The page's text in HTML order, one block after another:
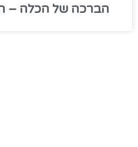
הברכה של הכלה –